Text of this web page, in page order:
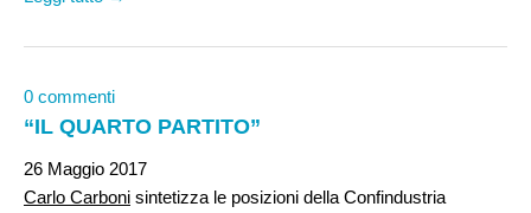
0 commenti
“IL QUARTO PARTITO”
26 Maggio 2017
Carlo Carboni sintetizza le posizioni della Confindustria